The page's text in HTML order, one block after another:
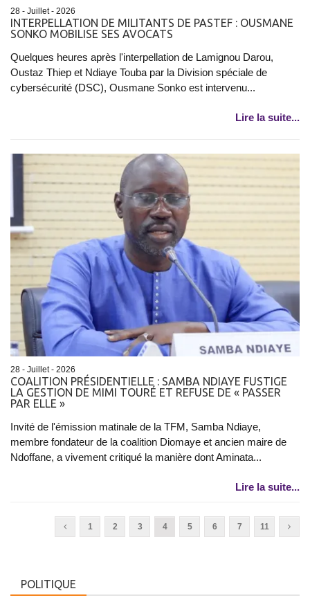
28 - Juillet - 2026
INTERPELLATION DE MILITANTS DE PASTEF : OUSMANE
SONKO MOBILISE SES AVOCATS
Quelques heures après l'interpellation de Lamignou Darou,
Oustaz Thiep et Ndiaye Touba par la Division spéciale de
cybersécurité (DSC), Ousmane Sonko est intervenu...
Lire la suite...
28 - Juillet - 2026
COALITION PRÉSIDENTIELLE : SAMBA NDIAYE FUSTIGE
LA GESTION DE MIMI TOURÉ ET REFUSE DE « PASSER
PAR ELLE »
Invité de l'émission matinale de la TFM, Samba Ndiaye,
membre fondateur de la coalition Diomaye et ancien maire de
Ndoffane, a vivement critiqué la manière dont Aminata...
Lire la suite...
1 2 3 4 5 6 7 11
POLITIQUE